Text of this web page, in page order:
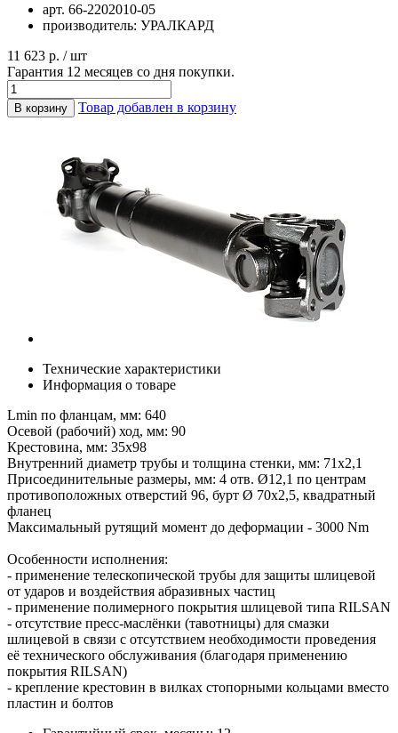
арт. 66-2202010-05
производитель: УРАЛКАРД
11 623 р. / шт
Гарантия 12 месяцев со дня покупки.
В корзину Товар добавлен в корзину
Технические характеристики
Информация о товаре
Lmin по фланцам, мм: 640
Осевой (рабочий) ход, мм: 90
Крестовина, мм: 35х98
Внутренний диаметр трубы и толщина стенки, мм: 71х2,1
Присоединительные размеры, мм: 4 отв. Ø12,1 по центрам
противоположных отверстий 96, бурт Ø 70х2,5, квадратный
фланец
Максимальный рутящий момент до деформации - 3000 Nm
Особенности исполнения:
- применение телескопической трубы для защиты шлицевой
от ударов и воздействия абразивных частиц
- применение полимерного покрытия шлицевой типа RILSAN
- отсутствие пресс-маслёнки (тавотницы) для смазки
шлицевой в связи с отсутствием необходимости проведения
её технического обслуживания (благодаря применению
покрытия RILSAN)
- крепление крестовин в вилках стопорными кольцами вместо
пластин и болтов